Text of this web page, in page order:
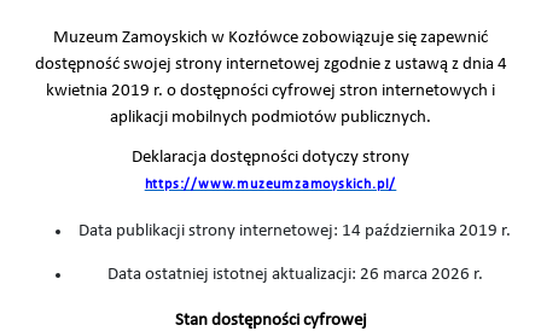
Muzeum Zamoyskich w Kozłówce zobowiązuje się zapewnić
dostępność swojej strony internetowej zgodnie z ustawą z dnia 4
kwietnia 2019 r. o dostępności cyfrowej stron internetowych i
aplikacji mobilnych podmiotów publicznych.
Deklaracja dostępności dotyczy strony
https://www.muzeumzamoyskich.pl/
Data publikacji strony internetowej: 14 października 2019 r.
Data ostatniej istotnej aktualizacji: 26 marca 2026 r.
Stan dostępności cyfrowej